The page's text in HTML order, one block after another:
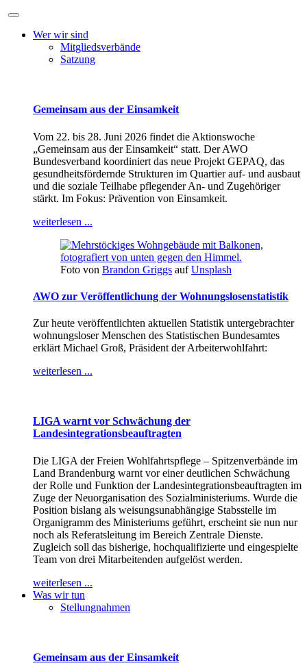
Wer wir sind
Mitgliedsverbände
Satzung
Gemeinsam aus der Einsamkeit
Vom 22. bis 28. Juni 2026 findet die Aktionswoche
„Gemeinsam aus der Einsamkeit“ statt. Der AWO
Bundesverband koordiniert das neue Projekt GEPAQ, das
gesundheitsfördernde Strukturen im Quartier auf- und ausbaut
und die soziale Teilhabe pflegender An- und Zugehöriger
stärkt. Im Fokus: Prävention von Einsamkeit.
weiterlesen ...
Foto von Brandon Griggs aufUnsplash
AWO zur Veröffentlichung der Wohnungslosenstatistik
Zur heute veröffentlichten aktuellen Statistik untergebrachter
wohnungsloser Menschen des Statistischen Bundesamtes
erklärt Michael Groß, Präsident der Arbeiterwohlfahrt:
weiterlesen ...
LIGA warnt vor Schwächung der
Landesintegrationsbeauftragten
Die LIGA der Freien Wohlfahrtspflege – Spitzenverbände im
Land Brandenburg warnt vor einer deutlichen Schwächung
der Rolle und Funktion der Landesintegrationsbeauftragten im
Zuge der Neuorganisation des Sozialministeriums. Wurde die
Position bislang als weisungsunabhängige Stabsstelle im
Organigramm des Ministeriums geführt, erscheint sie nun nur
noch als Referatsleitung im Bereich Zentrale Dienste.
Zugleich soll das bisherige, hochqualifizierte und eingespielte
Team von drei Mitarbeitenden aufgelöst werden.
weiterlesen ...
Was wir tun
Stellungnahmen
Gemeinsam aus der Einsamkeit